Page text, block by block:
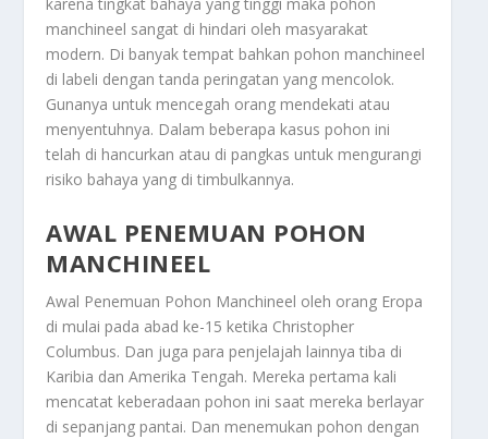
manchineel sangat di hindari oleh masyarakat
modern. Di banyak tempat bahkan pohon manchineel
di labeli dengan tanda peringatan yang mencolok.
Gunanya untuk mencegah orang mendekati atau
menyentuhnya. Dalam beberapa kasus pohon ini
telah di hancurkan atau di pangkas untuk mengurangi
risiko bahaya yang di timbulkannya.
AWAL PENEMUAN POHON
MANCHINEEL
Awal Penemuan Pohon Manchineel oleh orang Eropa
di mulai pada abad ke-15 ketika Christopher
Columbus. Dan juga para penjelajah lainnya tiba di
Karibia dan Amerika Tengah. Mereka pertama kali
mencatat keberadaan pohon ini saat mereka berlayar
di sepanjang pantai. Dan menemukan pohon dengan